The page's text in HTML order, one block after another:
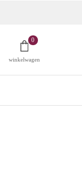
winkelwagen
0